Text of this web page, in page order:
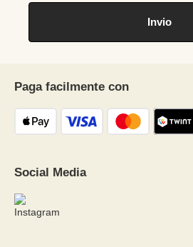
Paga facilmente con
Social Media